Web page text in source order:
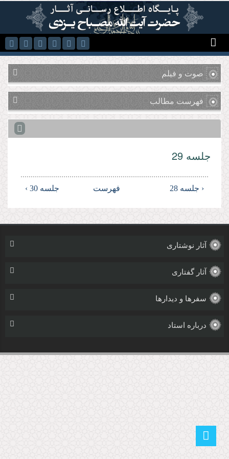
رفتن به محتوای اصلی
صوت و فیلم
فهرست مطالب
جلسه 29
‹ جلسه 28 فهرست جلسه 30 ›
آثار نوشتاری
آثار گفتاری
سفرها و دیدارها
درباره استاد